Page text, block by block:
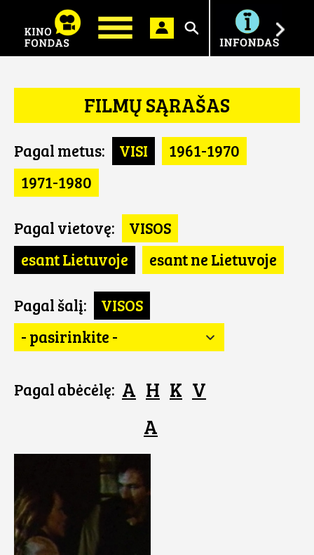
Ieškoti
FILMŲ SĄRAŠAS
Pagal metus: VISI
1961-1970
1971-1980
Pagal vietovę:
VISOS
esant Lietuvoje
esant ne Lietuvoje
Pagal šalį:
VISOS
- pasirinkite -
Pagal abėcėlę: A H K V
A